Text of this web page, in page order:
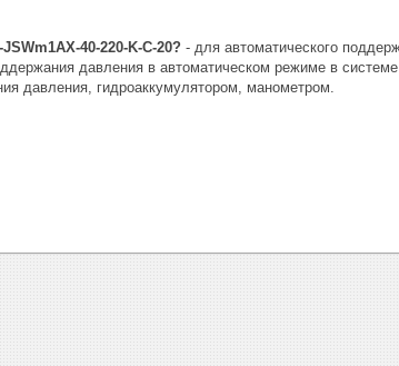
40-220-K-C-20? - для автоматического
давления в автоматическом режиме в
давления, гидроаккумулятором, манометром.